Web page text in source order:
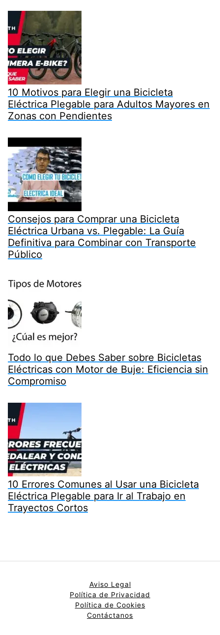
10 Motivos para Elegir una Bicicleta
Eléctrica Plegable para Adultos Mayores en
Zonas con Pendientes
Consejos para Comprar una Bicicleta
Eléctrica Urbana vs. Plegable: La Guía
Definitiva para Combinar con Transporte
Público
Todo lo que Debes Saber sobre Bicicletas
Eléctricas con Motor de Buje: Eficiencia sin
Compromiso
10 Errores Comunes al Usar una Bicicleta
Eléctrica Plegable para Ir al Trabajo en
Trayectos Cortos
Aviso Legal
Política de Privacidad
Política de Cookies
Contáctanos